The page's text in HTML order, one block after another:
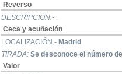
Reverso
DESCRIPCIÓN.- .
Ceca y acuñación
LOCALIZACIÓN.- Madrid
TIRADA: Se desconoce el número
Valor